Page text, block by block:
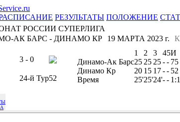
РЕЗУЛЬТАТЫ ПОЛОЖЕНИЕ
РОССИИ СУПЕРЛИГА
АК БАРС - ДИНАМО КР
19 МАРТА 2023 г.
3 - 0
24-й Тур52
1 2 3 45И
Динамо-Ак Барс25 25 25-- 75
Динамо Кр
20 15 17-- 52
Время
25'25'24'--